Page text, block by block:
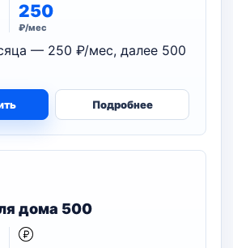
250
₽/мес
— 250 ₽/мес, далее 500
Подробнее
дома 500